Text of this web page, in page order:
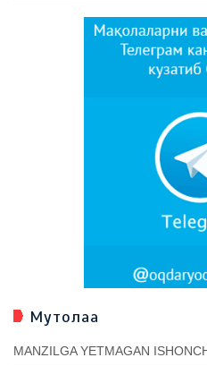
Мутолаа
MANZILGA YETMAGAN